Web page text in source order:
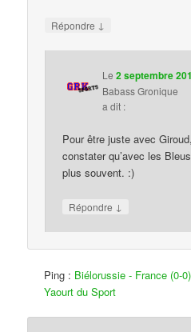
Répondre ↓
Le2 septembre
Babass Gronique
a dit :
Pour être juste avec
constater qu’avec les
plus souvent. :)
Répondre ↓
Ping : Biélorussie - France (0-
Yaourt du Sport